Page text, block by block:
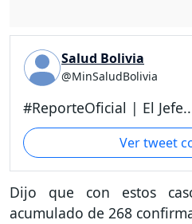
Salud Bolivia
@MinSaludBolivia
#ReporteOficial | El
Ver tweet
Dijo que con estos
acumulado de 268